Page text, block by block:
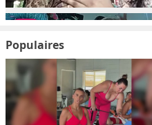
Populaires